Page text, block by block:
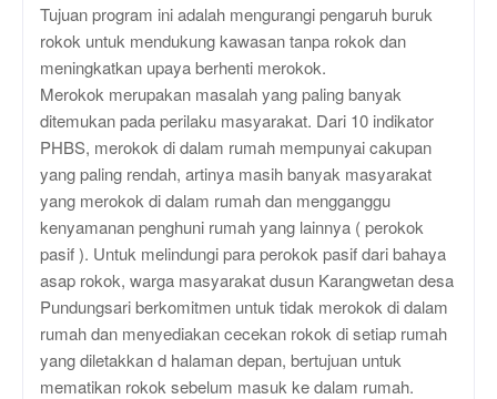
Tujuan program ini adalah mengurangi pengaruh buruk
rokok untuk mendukung kawasan tanpa rokok dan
meningkatkan upaya berhenti merokok.
Merokok merupakan masalah yang paling banyak
ditemukan pada perilaku masyarakat. Dari 10 indikator
PHBS, merokok di dalam rumah mempunyai cakupan
yang paling rendah, artinya masih banyak masyarakat
yang merokok di dalam rumah dan mengganggu
kenyamanan penghuni rumah yang lainnya ( perokok
pasif ). Untuk melindungi para perokok pasif dari bahaya
asap rokok, warga masyarakat dusun Karangwetan desa
Pundungsari berkomitmen untuk tidak merokok di dalam
rumah dan menyediakan cecekan rokok di setiap rumah
yang diletakkan d halaman depan, bertujuan untuk
mematikan rokok sebelum masuk ke dalam rumah.